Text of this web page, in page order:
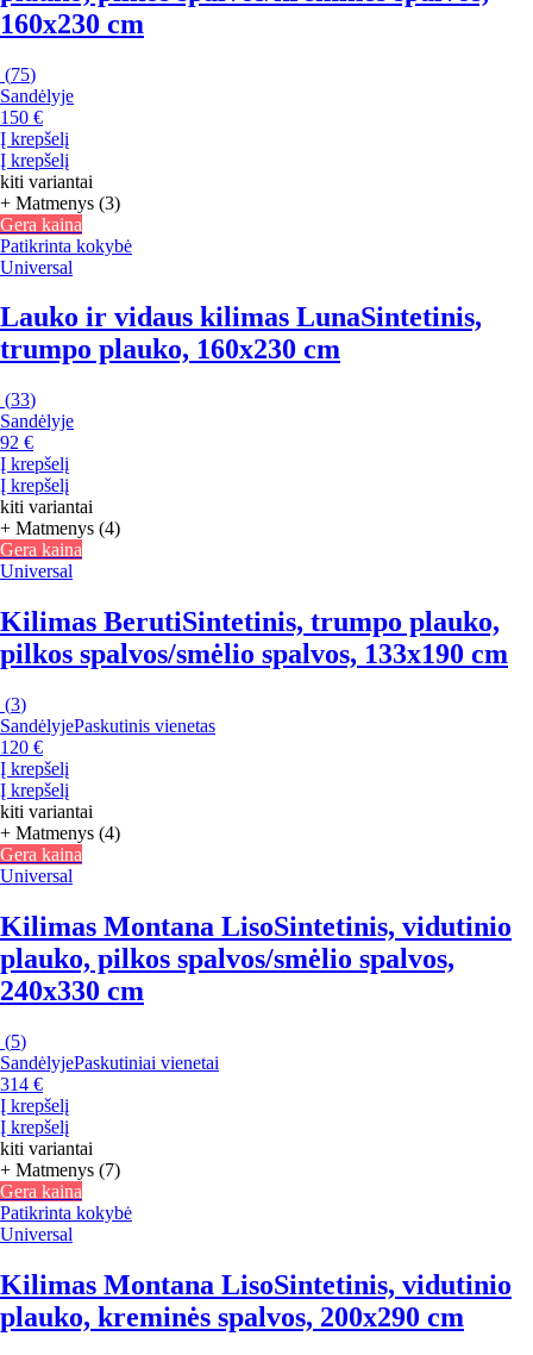
160x230 cm
(75)
Sandėlyje
150 €
Į krepšelį
Į krepšelį
kiti variantai
+ Matmenys (3)
Gera kaina
Patikrinta kokybė
Universal
Lauko ir vidaus kilimas LunaSintetinis,
trumpo plauko, 160x230 cm
(33)
Sandėlyje
92 €
Į krepšelį
Į krepšelį
kiti variantai
+ Matmenys (4)
Gera kaina
Universal
Kilimas BerutiSintetinis, trumpo plauko,
pilkos spalvos/smėlio spalvos, 133x190 cm
(3)
SandėlyjePaskutinis vienetas
120 €
Į krepšelį
Į krepšelį
kiti variantai
+ Matmenys (4)
Gera kaina
Universal
Kilimas Montana LisoSintetinis, vidutinio
plauko, pilkos spalvos/smėlio spalvos,
240x330 cm
(5)
SandėlyjePaskutiniai vienetai
314 €
Į krepšelį
Į krepšelį
kiti variantai
+ Matmenys (7)
Gera kaina
Patikrinta kokybė
Universal
Kilimas Montana LisoSintetinis, vidutinio
plauko, kreminės spalvos, 200x290 cm